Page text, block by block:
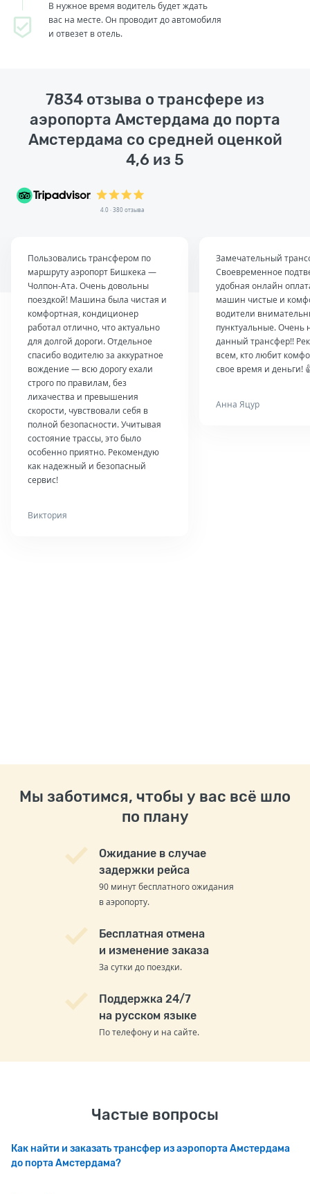
В нужное время водитель будет ждать
вас на месте. Он проводит до автомобиля
и отвезет в отель.
7834 отзыва о трансфере из
аэропорта Амстердама до порта
Амстердама со средней оценкой
4,6 из 5
4.0 · 380 отзыва
Пользовались трансфером по
маршруту аэропорт Бишкека —
Чолпон-Ата. Очень довольны
поездкой! Машина была чистая и
комфортная, кондиционер
работал отлично, что актуально
для долгой дороги. Отдельное
спасибо водителю за аккуратное
вождение — всю дорогу ехали
строго по правилам, без
лихачества и превышения
скорости, чувствовали себя в
полной безопасности. Учитывая
состояние трассы, это было
особенно приятно. Рекомендую
как надежный и безопасный
сервис!
Виктория
Замечательный
Своевременное
удобная онлайн
машин чистые и
водители
пунктуальные. Очень
данный трансфер!!
всем, кто любит
свое время и деньги!
Анна Яцур
Мы заботимся, чтобы у вас всё шло
по плану
Ожидание в случае
задержки рейса
90 минут бесплатного ожидания
в аэропорту.
Бесплатная отмена
и изменение заказа
За сутки до поездки.
Поддержка 24/7
на русском языке
По телефону и на сайте.
Частые вопросы
Как найти и заказать трансфер из аэропорта Амстердама
до порта Амстердама?